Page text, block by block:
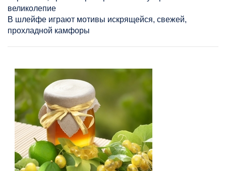
великолепие
В шлейфе играют мотивы искрящейся, свежей,
прохладной камфоры